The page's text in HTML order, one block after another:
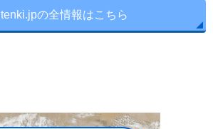
tenki.jpの全情報はこちら